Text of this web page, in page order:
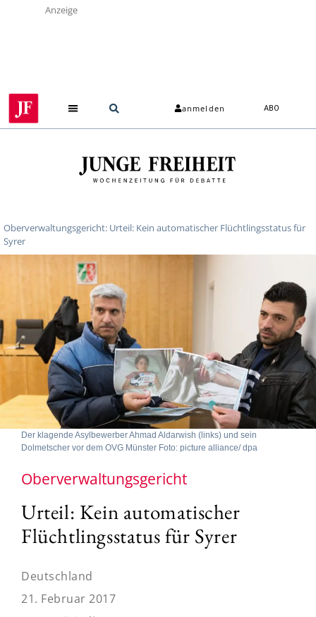
Anzeige
anmelden ABO
Oberverwaltungsgericht: Urteil: Kein automatischer Flüchtlingsstatus für
Syrer
Der klagende Asylbewerber Ahmad Aldarwish (links) und sein
Dolmetscher vor dem OVG Münster Foto: picture alliance/ dpa
Oberverwaltungsgericht
Urteil: Kein automatischer
Flüchtlingsstatus für Syrer
Deutschland
21. Februar 2017